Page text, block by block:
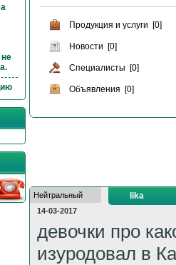
Продукция и услуги [0]
Новости [0]
Специалисты [0]
Объявления [0]
Нейтральный
14-03-2017
lika
девочки про
изуродовал в